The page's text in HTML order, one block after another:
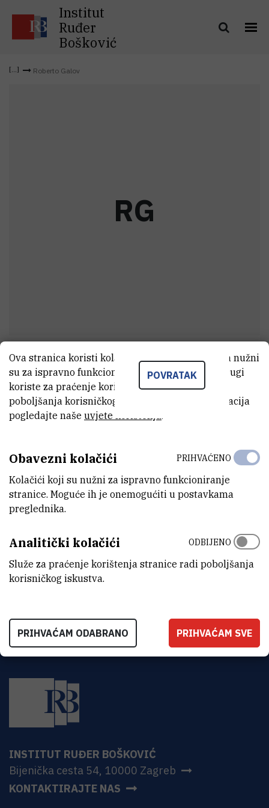
Institut
Ruđer
Bošković
Roberto Galov
RG
RobertoGalov
Asistent
Zavod za molekularnu biologiju
LABORATORIJ
ADRESA
Institut Ruđer Bošković
Bijenička 54
HR-10000 Zagreb
INSTITUT RUĐER BOŠKOVIĆ
Bijenička cesta 54, 10000 Zagreb
KONTAKTIRAJTE NAS
POVRATAK
Ova stranica koristi kolačiće. Neki od tih kolačića nužni
su za ispravno funkcioniranje stranice, dok se drugi
koriste za praćenje korištenja stranice radi
poboljšanja korisničkog iskustva. Za više informacija
pogledajte naše uvjete korištenja.
Obavezni kolačići
Kolačići koji su nužni za ispravno funkcioniranje
stranice. Moguće ih je onemogućiti u postavkama
preglednika.
PRIHVAĆENO
Analitički kolačići
Služe za praćenje korištenja stranice radi poboljšanja
korisničkog iskustva.
ODBIJENO
PRIHVAĆAM ODABRANO PRIHVAĆAM SVE